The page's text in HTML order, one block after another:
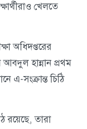
খেলতে
অধিদপ্তরের
আবদুল হান্নান প্রথম
এ-সংক্রান্ত চিঠি
রয়েছে, তারা